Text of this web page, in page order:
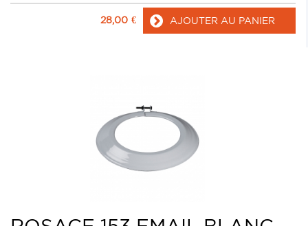
28,00 € AJOUTER AU PANIER